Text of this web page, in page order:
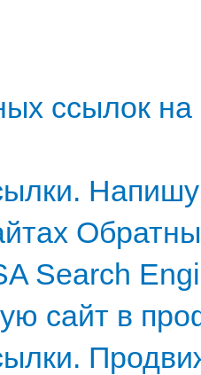
ссылок на
Search
сайт в